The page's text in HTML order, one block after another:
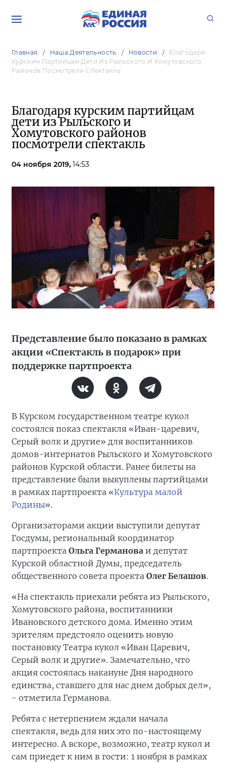
Главная Наша Деятельность Новости
Благодаря
Курским Партийцам Дети Из Рыльского И Хомутовского
Районов Посмотрели Спектакль
Благодаря курским партийцам
дети из Рыльского и
Хомутовского районов
посмотрели спектакль
04 ноября 2019, 14:53
Представление было показано в рамках
акции «Спектакль в подарок» при
поддержке партпроекта
В Курском государственном театре кукол
состоялся показ спектакля «Иван-царевич,
Серый волк и другие» для воспитанников
домов-интернатов Рыльского и Хомутовского
районов Курской области. Ранее билеты на
представление были выкуплены партийцами
в рамках партпроекта «Культура малой
Родины».
Организаторами акции выступили депутат
Госдумы, региональный координатор
партпроекта Ольга Германова и депутат
Курской областной Думы, председатель
общественного совета проекта Олег Белашов.
«На спектакль приехали ребята из Рыльского,
Хомутовского района, воспитанники
Ивановского детского дома. Именно этим
зрителям предстояло оценить новую
постановку Театра кукол «Иван Царевич,
Серый волк и другие». Замечательно, что
акция состоялась накануне Дня народного
единства, ставшего для нас днем добрых дел»,
- отметила Германова.
Ребята с нетерпением ждали начала
спектакля, ведь для них это по-настоящему
интересно. А вскоре, возможно, театр кукол и
сам приедет к ним в гости: 1 ноября в рамках